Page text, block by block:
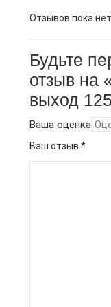
Отзывов пока нет.
Будьте
отзыв на
выход
Ваша оценка
Ваш отзыв *